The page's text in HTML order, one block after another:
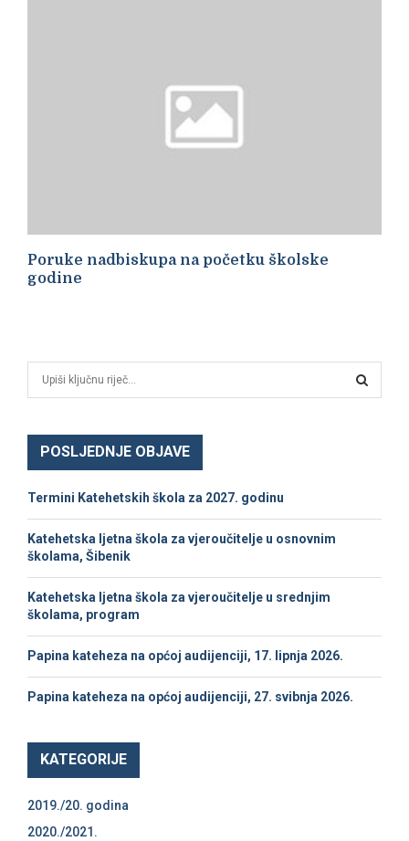
Poruke nadbiskupa na početku školske
godine
h
o
r
:
POSLJEDNJE OBJAVE
Termini Katehetskih škola za 2027. godinu
Katehetska ljetna škola za vjeroučitelje u osnovnim
školama, Šibenik
Katehetska ljetna škola za vjeroučitelje u srednjim
školama, program
Papina kateheza na općoj audijenciji, 17. lipnja 2026.
Papina kateheza na općoj audijenciji, 27. svibnja 2026.
KATEGORIJE
2019./20. godina
2020./2021.